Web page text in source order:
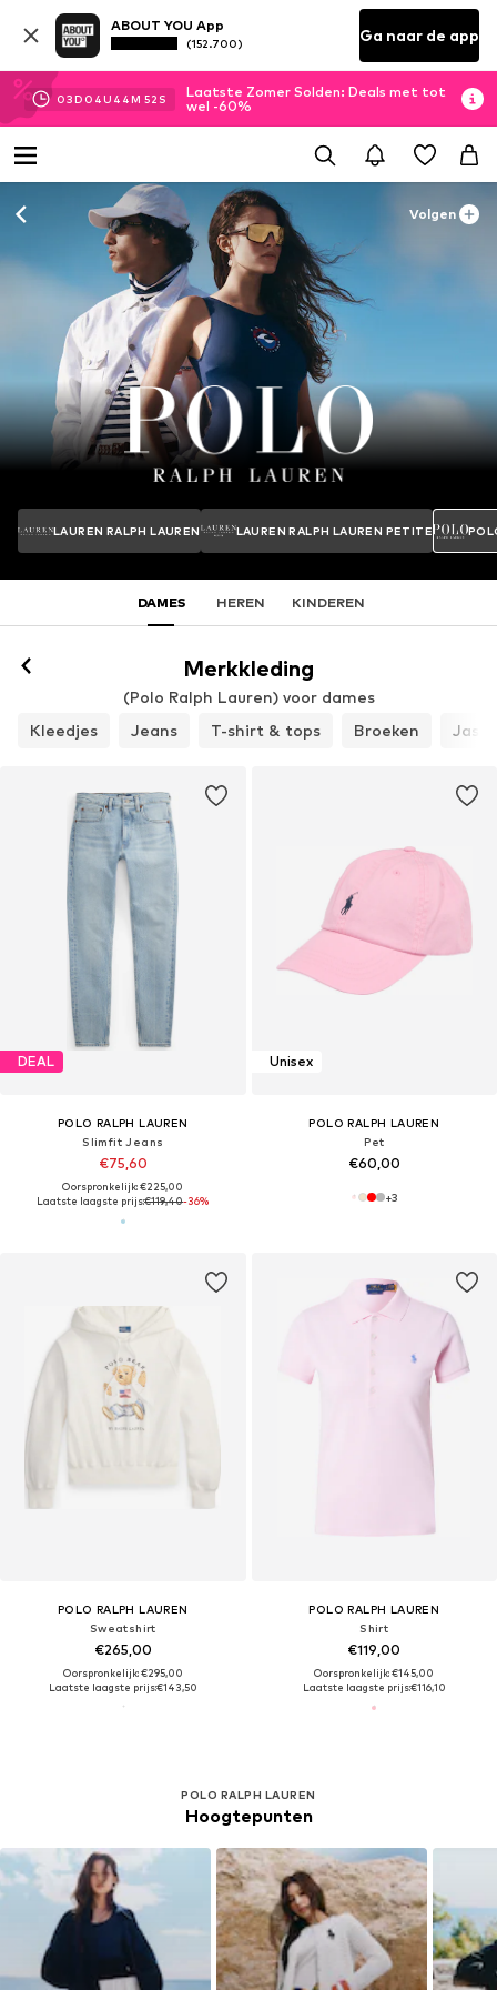
ABOUT YOU App
(152.700) Ga naar de app
03D 04U 44M 50 S
Laatste Zomer Solden: Deals met tot
wel -60%
Volgen
LAUREN RALPH LAUREN LAUREN RALPH LAUREN PETITE
DAMES HEREN KINDEREN
Merkkleding
(Polo Ralph Lauren) voor dames
Kleedjes
Jeans T-shirt & tops Broeken
DEAL
POLO RALPH LAUREN
Slimfit Jeans
€75,60
Oorspronkelijk: €225,00
Laatste laagste prijs:€119,40-36%
Unisex
POLO RALPH LAUREN
Pet
€60,00
+3
POLO RALPH LAUREN
Sweatshirt
€265,00
Oorspronkelijk: €295,00
Laatste laagste prijs:€143,50
POLO RALPH LAUREN
Shirt
€119,00
Oorspronkelijk: €145,00
Laatste laagste prijs:€116,10
POLO RALPH LAUREN
Hoogtepunten